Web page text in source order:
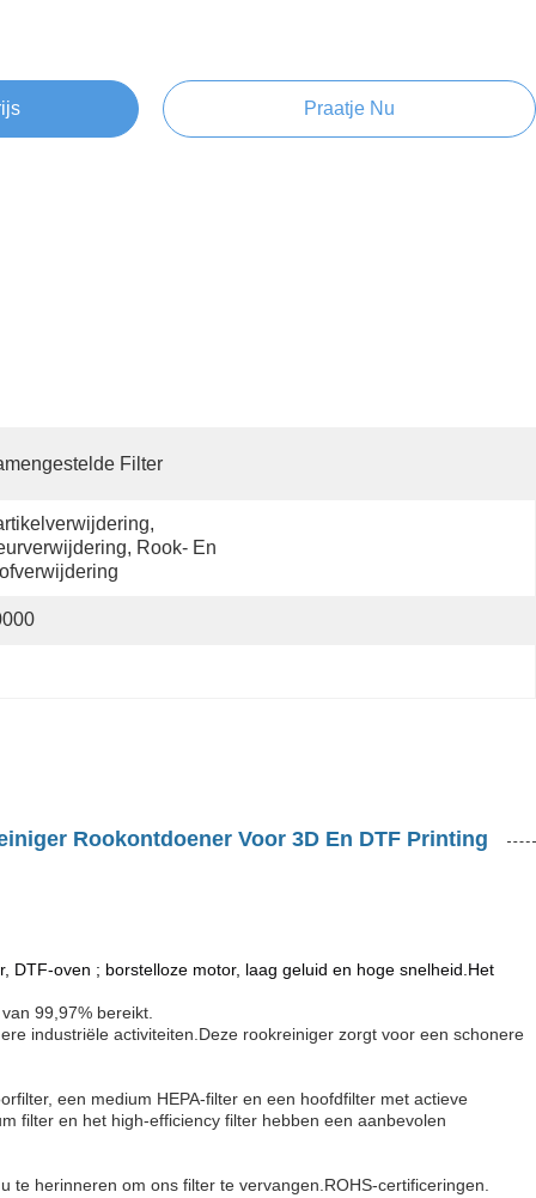
Praatje Nu
Filter
Rook- En
Rookontdoener Voor 3D En DTF Printing
DTF-oven ; borstelloze motor, laag geluid en hoge snelheid.Het
99,97% bereikt.
industriële activiteiten.Deze rookreiniger zorgt voor een schonere
een medium HEPA-filter en een hoofdfilter met actieve
filter en het high-efficiency filter hebben een aanbevolen
herinneren om ons filter te vervangen.ROHS-certificeringen.